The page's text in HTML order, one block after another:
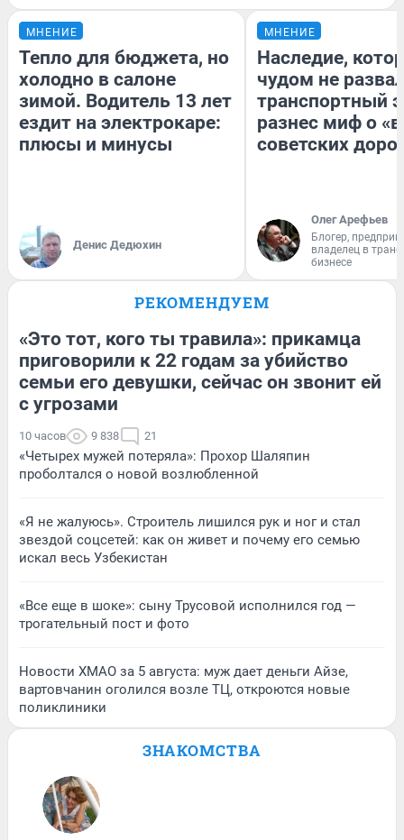
МНЕНИЕ
Тепло для бюджета, но
холодно в салоне
зимой. Водитель 13 лет
ездит на электрокаре:
плюсы и минусы
Денис Дедюхин
МНЕНИЕ
Наследие,
чудом не
транспортный
разнес миф о
советских
Олег Арефьев
Блогер,
владелец в
бизнесе
РЕКОМЕНДУЕМ
«Это тот, кого ты травила»: прикамца
приговорили к 22 годам за убийство
семьи его девушки, сейчас он звонит ей
с угрозами
10 часов 9 838 21
«Четырех мужей потеряла»: Прохор Шаляпин
проболтался о новой возлюбленной
«Я не жалуюсь». Строитель лишился рук и ног и стал
звездой соцсетей: как он живет и почему его семью
искал весь Узбекистан
«Все еще в шоке»: сыну Трусовой исполнился год —
трогательный пост и фото
Новости ХМАО за 5 августа: муж дает деньги Айзе,
вартовчанин оголился возле ТЦ, откроются новые
поликлиники
ЗНАКОМСТВА